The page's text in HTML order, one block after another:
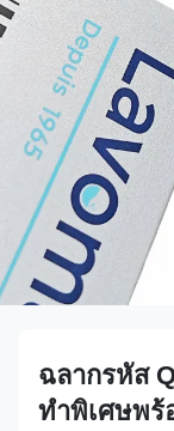
ฉลากรหัส
ทำพิเศษพร้